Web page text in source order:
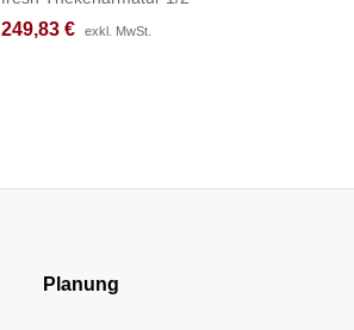
249,83 € exkl. MwSt.
249,83 € exkl. MwSt.
Planung